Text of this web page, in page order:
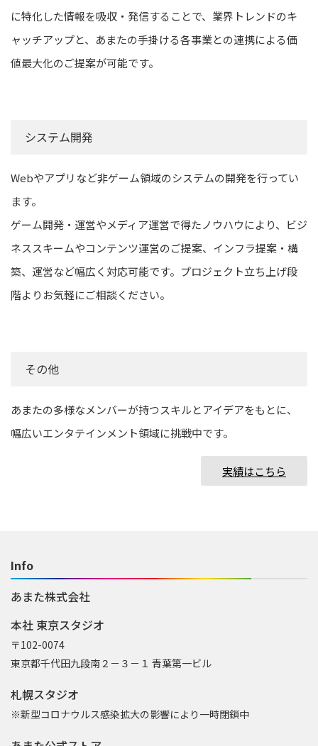
に特化した情報を吸収・発信することで、業界トレンドのキ
ャッチアップと、あまたの手掛ける各事業との連携による価
値最大化のご提案が可能です。
システム開発
Webやアプリなど非ゲーム領域のシステムの開発を行ってい
ます。
ゲーム開発・運営やメディア運営で得たノウハウにより、ビジ
ネススキームやコンテンツ運営のご提案、インフラ提案・構
築、運営など幅広く対応可能です。プロジェクト立ち上げ段
階よりお気軽にご相談ください。
その他
あまたの多様なメンバーが持つスキルとアイデアをもとに、
幅広いエンタテインメント領域に挑戦中です。
実績はこちら
Info
あまた株式会社
本社 東京スタジオ
〒102-0074
東京都千代田九段南２－３－１ 青葉第一ビル
札幌スタジオ
※新型コロナウルス感染拡大の影響により一時閉鎖中